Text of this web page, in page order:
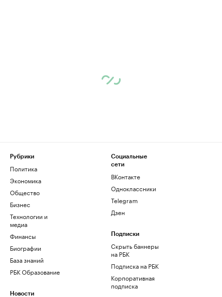
Рубрики
Политика
Экономика
Общество
Бизнес
Технологии и
медиа
Финансы
Биографии
База знаний
РБК Образование
Новости
Социальные
сети
ВКонтакте
Одноклассники
Telegram
Дзен
Подписки
Скрыть баннеры
на РБК
Подписка на РБК
Корпоративная
подписка